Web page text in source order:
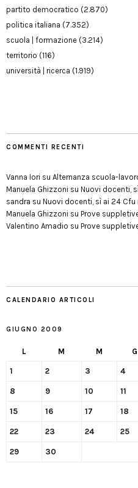
partito democratico (2.870)
politica italiana (7.352)
scuola | formazione (3.214)
territorio (116)
università | ricerca (1.919)
COMMENTI RECENTI
Vanna Iori su Alternanza scuola-
Manuela Ghizzoni su Nuovi docenti,
sandra su Nuovi docenti, sì ai 24
Manuela Ghizzoni su Prove
Valentino Amadio su Prove
CALENDARIO ARTICOLI
GIUGNO 2009
L M M G
1 2 3 4
8 9 10 11
15 16 17 18
22 23 24 25
29 30